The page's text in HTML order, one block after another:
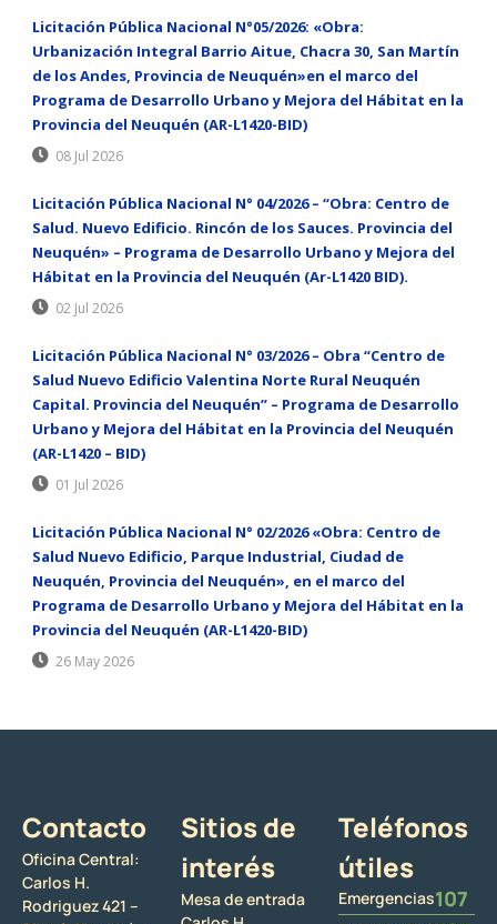
Licitación Pública Nacional N°05/2026: «Obra:
Urbanización Integral Barrio Aitue, Chacra 30, San Martín
de los Andes, Provincia de Neuquén»en el marco del
Programa de Desarrollo Urbano y Mejora del Hábitat en la
Provincia del Neuquén (AR-L1420-BID)
08 Jul 2026
Licitación Pública Nacional N° 04/2026 – “Obra: Centro de
Salud. Nuevo Edificio. Rincón de los Sauces. Provincia del
Neuquén» – Programa de Desarrollo Urbano y Mejora del
Hábitat en la Provincia del Neuquén (Ar-L1420 BID).
02 Jul 2026
Licitación Pública Nacional N° 03/2026 – Obra “Centro de
Salud Nuevo Edificio Valentina Norte Rural Neuquén
Capital. Provincia del Neuquén” – Programa de Desarrollo
Urbano y Mejora del Hábitat en la Provincia del Neuquén
(AR-L1420 – BID)
01 Jul 2026
Licitación Pública Nacional N° 02/2026 «Obra: Centro de
Salud Nuevo Edificio, Parque Industrial, Ciudad de
Neuquén, Provincia del Neuquén», en el marco del
Programa de Desarrollo Urbano y Mejora del Hábitat en la
Provincia del Neuquén (AR-L1420-BID)
26 May 2026
Contacto
Oficina Central:
Carlos H.
Rodriguez 421 –
Sitios de
interés
Mesa de entrada
Teléfonos
útiles
Emergencias107